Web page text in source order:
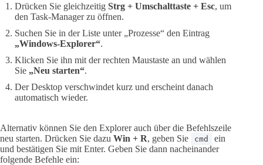
Drücken Sie gleichzeitig Strg + Umschalttaste + Esc, um
den Task-Manager zu öffnen.
Suchen Sie in der Liste unter „Prozesse“ den Eintrag
„Windows-Explorer“.
Klicken Sie ihn mit der rechten Maustaste an und wählen
Sie „Neu starten“.
Der Desktop verschwindet kurz und erscheint danach
automatisch wieder.
Alternativ können Sie den Explorer auch über die Befehlszeile
neu starten. Drücken Sie dazu Win + R, geben Sie cmd
ein
und bestätigen Sie mit Enter. Geben Sie dann nacheinander
folgende Befehle ein: